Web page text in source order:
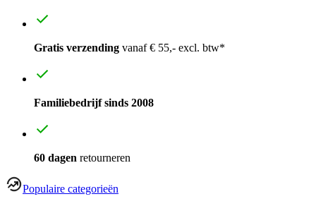
Gratis verzending vanaf € 55,- excl. btw*
Familiebedrijf sinds 2008
60 dagen retourneren
Populaire categorieën